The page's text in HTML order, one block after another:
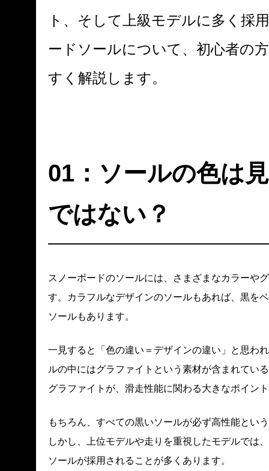
ト、そして上級モデルに多く採
ードソールについて、初心者の
すく解説します。
01：ソールの色は
ではない？
スノーボードのソールには、さまざまなカラーや
す。カラフルなデザインのソールもあれば、黒を
ソールもあります。
一見すると「色の違い＝デザインの違い」と思わ
ルの中にはグラファイトという素材が含まれてい
グラファイトが、滑走性能に関わる大きなポイン
もちろん、すべての黒いソールが必ず高性能とい
しかし、上位モデルや走りを重視したモデルでは
ソールが採用されることが多くあります。